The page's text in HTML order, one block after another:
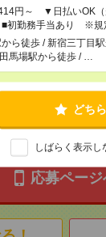
円～ ▼日払いOK（
初勤務手当あり ※規
ら徒歩 / 新宿三丁目
馬場駅から徒歩 / …
どち
しばらく表示し
ts.jp
カード2000円分
応募ページ